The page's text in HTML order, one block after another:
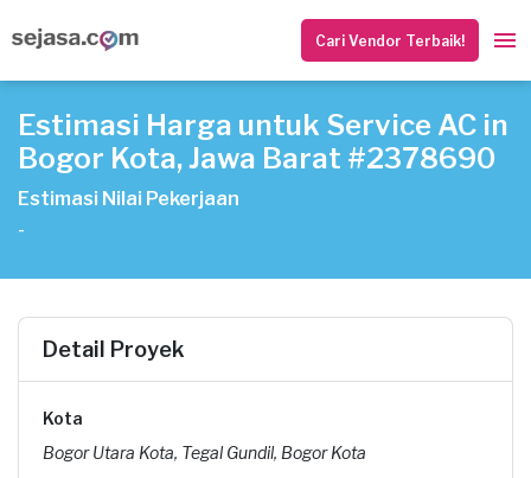
Cari Vendor Terbaik!
Estimasi Harga untuk Service AC in
Bogor Kota, Jawa Barat #2378690
Estimasi Nilai Pekerjaan
-
Detail Proyek
Kota
Bogor Utara Kota, Tegal Gundil, Bogor Kota